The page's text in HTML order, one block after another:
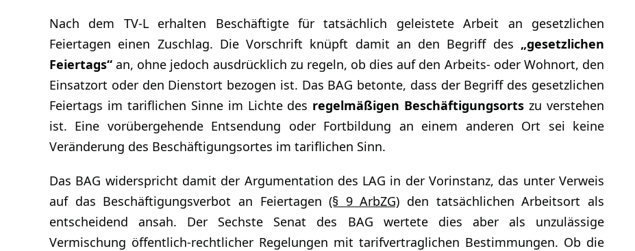
Nach dem TV-L erhalten Beschäftigte für tatsächlich geleistete Arbeit an gesetzlichen
Feiertagen einen Zuschlag. Die Vorschrift knüpft damit an den Begriff des „gesetzlichen
Feiertags“ an, ohne jedoch ausdrücklich zu regeln, ob dies auf den Arbeits- oder Wohnort, den
Einsatzort oder den Dienstort bezogen ist. Das BAG betonte, dass der Begriff des gesetzlichen
Feiertags im tariflichen Sinne im Lichte des regelmäßigen Beschäftigungsorts zu verstehen
ist. Eine vorübergehende Entsendung oder Fortbildung an einem anderen Ort sei keine
Veränderung des Beschäftigungsortes im tariflichen Sinn.
Das BAG widerspricht damit der Argumentation des LAG in der Vorinstanz, das unter Verweis
auf das Beschäftigungsverbot an Feiertagen(§ 9 ArbZG) den tatsächlichen Arbeitsort als
entscheidend ansah. Der Sechste Senat des BAG wertete dies aber als unzulässige
Vermischung öffentlich-rechtlicher Regelungen mit tarifvertraglichen Bestimmungen. Ob die